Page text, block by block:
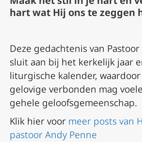
hart wat Hij ons te zeggen
Deze gedachtenis van
sluit aan bij het kerkelijk jaar
liturgische kalender, waardoor
gelovige verbonden mag
gehele geloofsgemeenschap.
Klik hier voor meer posts van
pastoor Andy Penne